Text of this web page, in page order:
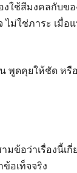
ช้สีมงคลกับขอ
ใช่ภาระ เมื่อ
พูดคุยให้ชัด ห
ข้อว่าเรื่องนี้เ
อเท็จจริง